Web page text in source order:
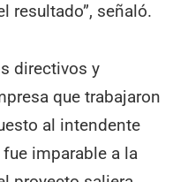
resultado”, señaló.
directivos y
que trabajaron
al intendente
imparable a la